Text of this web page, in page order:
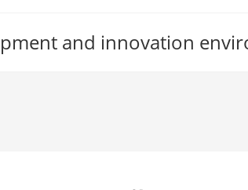
and innovation